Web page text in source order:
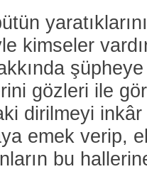
kimseler
gözleri ile
dirilmeyi
emek verip,
bu